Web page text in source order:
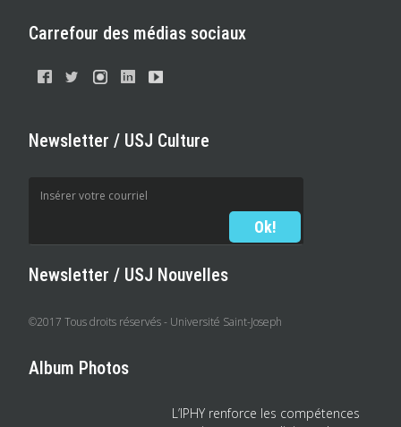
Carrefour des médias sociaux
Newsletter / USJ Culture
Newsletter / USJ Nouvelles
©2017 Tous droits réservés - Université Saint-Joseph
Album Photos
L’IPHY renforce les compétences